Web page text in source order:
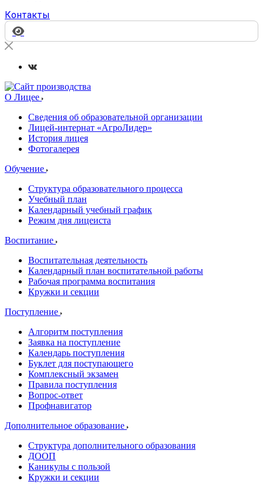
Контакты
О Лицее
Сведения об образовательной организации
Лицей-интернат «АгроЛидер»
История лицея
Фотогалерея
Обучение
Структура образовательного процесса
Учебный план
Календарный учебный график
Режим дня лицеиста
Воспитание
Воспитательная деятельность
Календарный план воспитательной работы
Рабочая программа воспитания
Кружки и секции
Поступление
Алгоритм поступления
Заявка на поступление
Календарь поступления
Буклет для поступающего
Комплексный экзамен
Правила поступления
Вопрос-ответ
Профнавигатор
Дополнительное образование
Структура дополнительного образования
ДООП
Каникулы с пользой
Кружки и секции